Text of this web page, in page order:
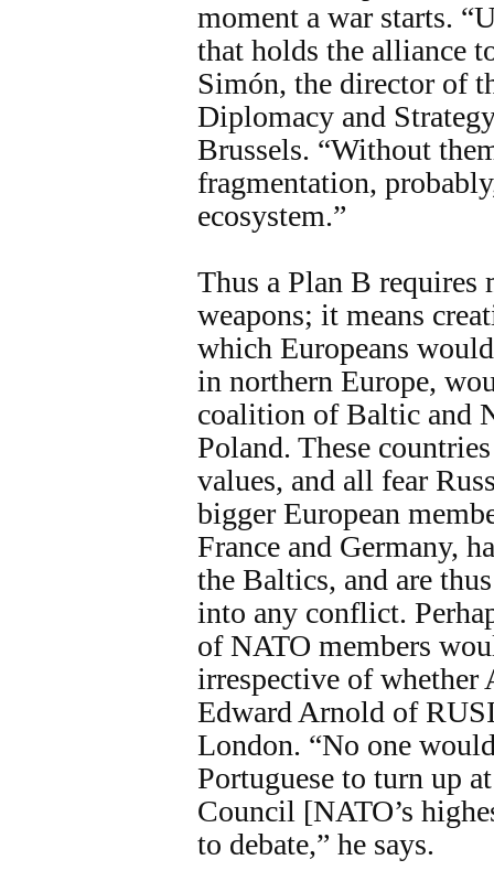
moment a war starts.
that holds the alliance
Simón, the director of
Diplomacy and
Brussels. “Without
fragmentation,
ecosystem.”
Thus a Plan B requires
weapons; it means
which Europeans
in northern Europe,
coalition of Baltic and
Poland. These
values, and all fear
bigger European
France and Germany,
the Baltics, and are
into any conflict.
of NATO members
irrespective of whether
Edward Arnold of
London. “No one
Portuguese to turn up
Council [NATO’s
to debate,” he says.